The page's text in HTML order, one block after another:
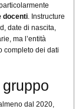
docenti . Instructure
date di nascita,
ma l’entità
completo dei dati
dal 2020,